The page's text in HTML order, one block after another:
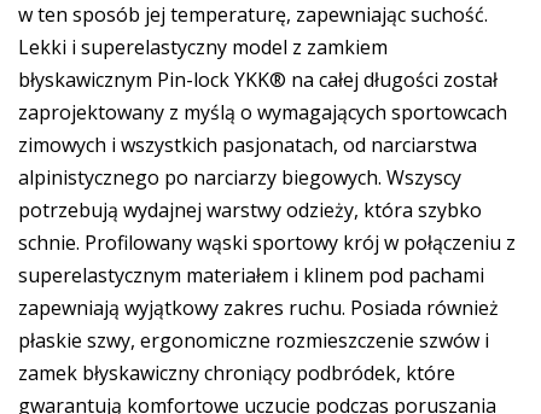
w ten sposób jej temperaturę, zapewniając suchość.
Lekki i superelastyczny model z zamkiem
błyskawicznym Pin-lock YKK® na całej długości został
zaprojektowany z myślą o wymagających sportowcach
zimowych i wszystkich pasjonatach, od narciarstwa
alpinistycznego po narciarzy biegowych. Wszyscy
potrzebują wydajnej warstwy odzieży, która szybko
schnie. Profilowany wąski sportowy krój w połączeniu z
superelastycznym materiałem i klinem pod pachami
zapewniają wyjątkowy zakres ruchu. Posiada również
płaskie szwy, ergonomiczne rozmieszczenie szwów i
zamek błyskawiczny chroniący podbródek, które
gwarantują komfortowe uczucie podczas poruszania